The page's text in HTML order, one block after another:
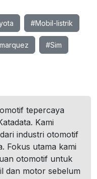
#Mobil-listrik
#Sim
tepercaya
Kami
industri otomotif
Fokus utama kami
otomotif untuk
dan motor sebelum